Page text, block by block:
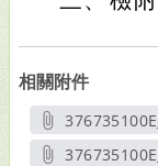
相關附件